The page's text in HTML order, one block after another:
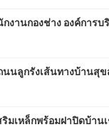
งานกองช่าง องค์การบ
นลูกรังเส้นทางบ้านสุ
มเหล็กพร้อมฝาปิดบ้าน